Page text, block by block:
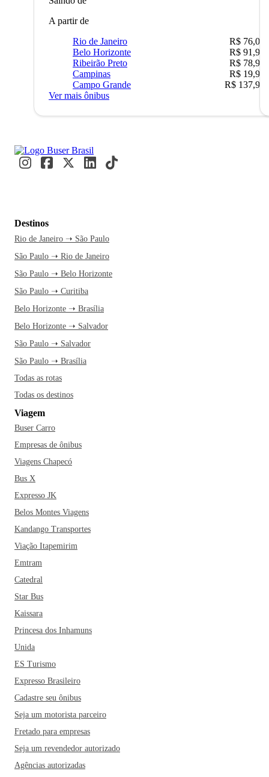
A partir de
Rio de Janeiro
R$ 76,09
Belo Horizonte
R$ 91,90
Ribeirão Preto
R$ 78,90
Campinas
R$ 19,90
Campo Grande
R$ 137,90
Ver mais ônibus
Destinos
Rio de Janeiro ➝ São Paulo
São Paulo ➝ Rio de Janeiro
São Paulo ➝ Belo Horizonte
São Paulo ➝ Curitiba
Belo Horizonte ➝ Brasília
Belo Horizonte ➝ Salvador
São Paulo ➝ Salvador
São Paulo ➝ Brasília
Todas as rotas
Todas os destinos
Viagem
Buser Carro
Empresas de ônibus
Viagens Chapecó
Bus X
Expresso JK
Belos Montes Viagens
Kandango Transportes
Viação Itapemirim
Emtram
Catedral
Star Bus
Kaissara
Princesa dos Inhamuns
Unida
ES Turismo
Expresso Brasileiro
Cadastre seu ônibus
Seja um motorista parceiro
Fretado para empresas
Seja um revendedor autorizado
Agências autorizadas